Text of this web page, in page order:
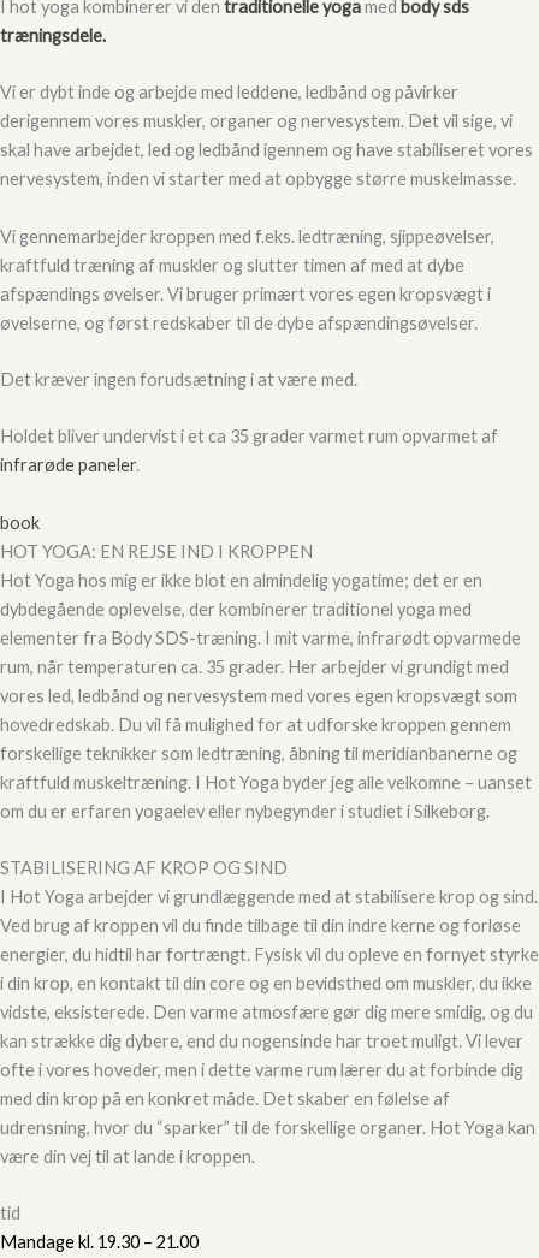
I hot yoga kombinerer vi den traditionelle yogamed body sds
træningsdele.
Vi er dybt inde og arbejde med leddene, ledbånd og påvirker
derigennem vores muskler, organer og nervesystem. Det vil sige, vi
skal have arbejdet, led og ledbånd igennem og have stabiliseret vores
nervesystem, inden vi starter med at opbygge større muskelmasse.
Vi gennemarbejder kroppen med f.eks. ledtræning, sjippeøvelser,
kraftfuld træning af muskler og slutter timen af med at dybe
afspændings øvelser. Vi bruger primært vores egen kropsvægt i
øvelserne, og først redskaber til de dybe afspændingsøvelser.
Det kræver ingen forudsætning i at være med.
Holdet bliver undervist i et ca 35 grader varmet rum opvarmet af
infrarøde paneler.
book
HOT YOGA: EN REJSE IND I KROPPEN
Hot Yoga hos mig er ikke blot en almindelig yogatime; det er en
dybdegående oplevelse, der kombinerer traditionel yoga med
elementer fra Body SDS-træning. I mit varme, infrarødt opvarmede
rum, når temperaturen ca. 35 grader. Her arbejder vi grundigt med
vores led, ledbånd og nervesystem med vores egen kropsvægt som
hovedredskab. Du vil få mulighed for at udforske kroppen gennem
forskellige teknikker som ledtræning, åbning til meridianbanerne og
kraftfuld muskeltræning. I Hot Yoga byder jeg alle velkomne – uanset
om du er erfaren yogaelev eller nybegynder i studiet i Silkeborg.
STABILISERING AF KROP OG SIND
I Hot Yoga arbejder vi grundlæggende med at stabilisere krop og sind.
Ved brug af kroppen vil du finde tilbage til din indre kerne og forløse
energier, du hidtil har fortrængt. Fysisk vil du opleve en fornyet styrke
i din krop, en kontakt til din core og en bevidsthed om muskler, du ikke
vidste, eksisterede. Den varme atmosfære gør dig mere smidig, og du
kan strække dig dybere, end du nogensinde har troet muligt. Vi lever
ofte i vores hoveder, men i dette varme rum lærer du at forbinde dig
med din krop på en konkret måde. Det skaber en følelse af
udrensning, hvor du “sparker” til de forskellige organer. Hot Yoga kan
være din vej til at lande i kroppen.
tid
Mandage kl. 19.30 – 21.00